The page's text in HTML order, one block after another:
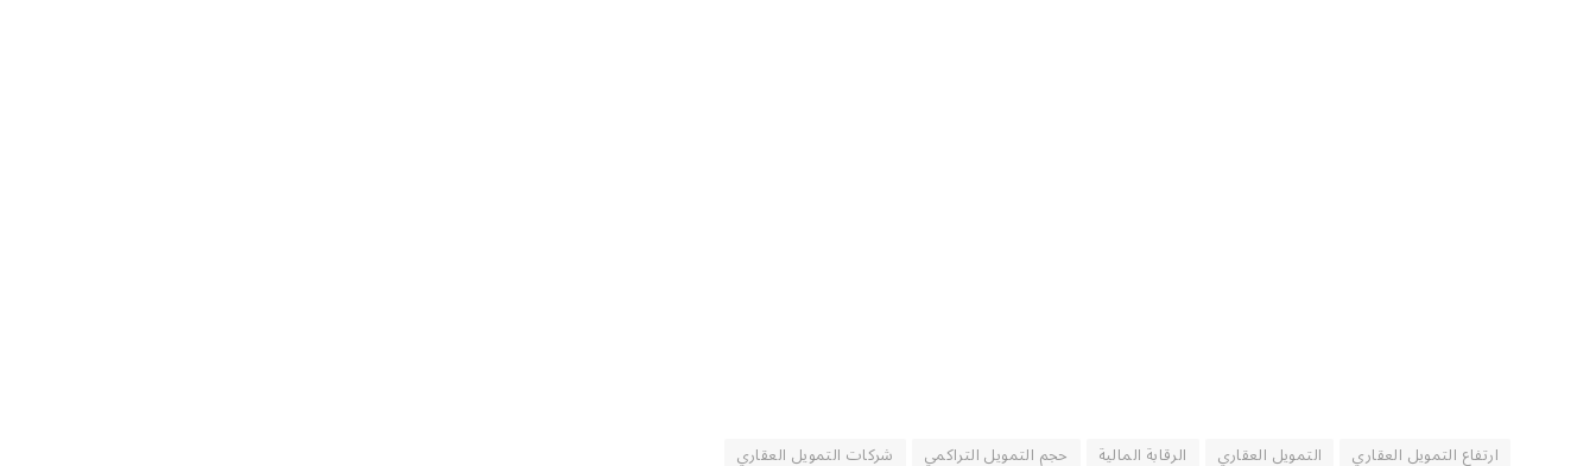
ارتفاع التمويل العقاري التمويل العقاري الرقابة المالية حجم التمويل التراكمي شركات التمويل العقاري